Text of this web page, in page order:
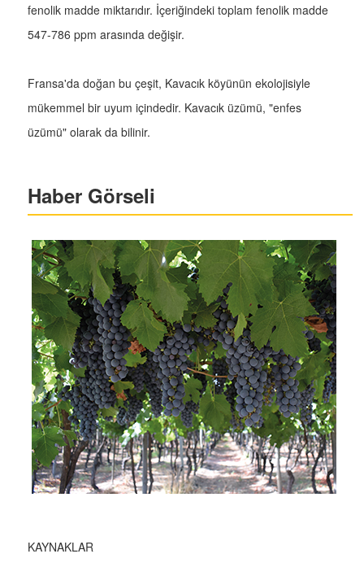
fenolik madde miktarıdır. İçeriğindeki toplam fenolik madde
547-786 ppm arasında değişir.
Fransa'da doğan bu çeşit, Kavacık köyünün ekolojisiyle
mükemmel bir uyum içindedir. Kavacık üzümü, "enfes
üzümü" olarak da bilinir.
Haber Görseli
KAYNAKLAR